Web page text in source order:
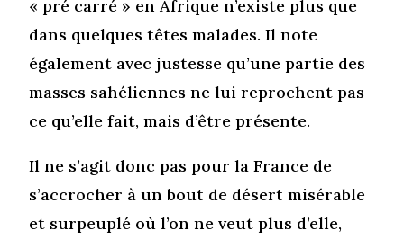
« pré carré » en Afrique n’existe plus que
dans quelques têtes malades. Il note
également avec justesse qu’une partie des
masses sahéliennes ne lui reprochent pas
ce qu’elle fait, mais d’être présente.
Il ne s’agit donc pas pour la France de
s’accrocher à un bout de désert misérable
et surpeuplé où l’on ne veut plus d’elle,